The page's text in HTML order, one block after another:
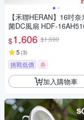
【禾聯HERAN】16吋
菌DC風扇 HDF-
$1,606 $1,690
5 (3)
挑戰低價 券
加入購物車